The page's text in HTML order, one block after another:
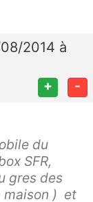
2014 à
+ -
du
SFR,
gres des
maison ) et